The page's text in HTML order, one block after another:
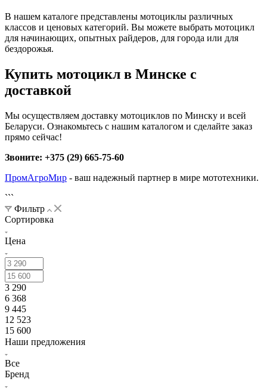
В нашем каталоге представлены мотоциклы различных
классов и ценовых категорий. Вы можете выбрать мотоцикл
для начинающих, опытных райдеров, для города или для
бездорожья.
Купить мотоцикл в Минске с
доставкой
Мы осуществляем доставку мотоциклов по Минску и всей
Беларуси. Ознакомьтесь с нашим каталогом и сделайте заказ
прямо сейчас!
Звоните: +375 (29) 665-75-60
ПромАгроМир - ваш надежный партнер в мире мототехники.
```
Фильтр
Сортировка
Цена
3 290
6 368
9 445
12 523
15 600
Наши предложения
Все
Бренд